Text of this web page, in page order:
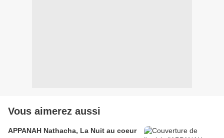
Vous aimerez aussi
APPANAH Nathacha, La Nuit au coeur